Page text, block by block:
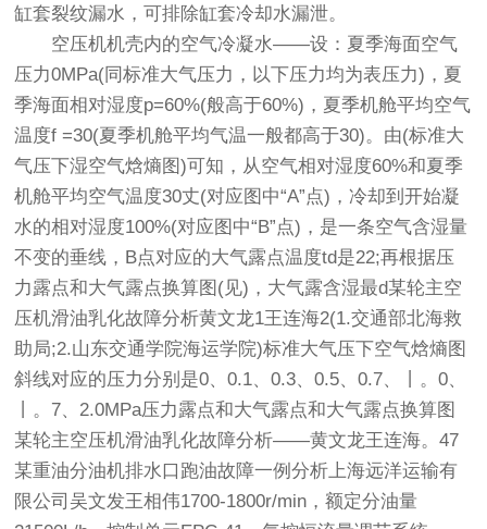
缸套裂纹漏水，可排除缸套冷却水漏泄。
空压机机壳内的空气冷凝水――设：夏季海面空气
压力0MPa(同标准大气压力，以下压力均为表压力)，夏
季海面相对湿度p=60%(般高于60%)，夏季机舱平均空气
温度f =30(夏季机舱平均气温一般都高于30)。由(标准大
气压下湿空气焓熵图)可知，从空气相对湿度60%和夏季
机舱平均空气温度30丈(对应图中“A”点)，冷却到开始凝
水的相对湿度100%(对应图中“B”点)，是一条空气含湿量
不变的垂线，B点对应的大气露点温度td是22;再根据压
力露点和大气露点换算图(见)，大气露含湿最d某轮主空
压机滑油乳化故障分析黄文龙1王连海2(1.交通部北海救
助局;2.山东交通学院海运学院)标准大气压下空气焓熵图
斜线对应的压力分别是0、0.1、0.3、0.5、0.7、丨。0、
丨。7、2.0MPa压力露点和大气露点和大气露点换算图
某轮主空压机滑油乳化故障分析――黄文龙王连海。47
某重油分油机排水口跑油故障一例分析上海远洋运输有
限公司吴文发王相伟1700-1800r/min，额定分油量